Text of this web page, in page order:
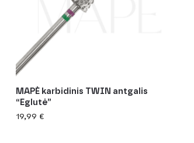
MAPÈ karbidinis TWIN antgalis
“Eglutė”
19,99 €